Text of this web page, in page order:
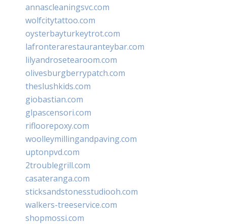
annascleaningsvc.com
wolfcitytattoo.com
oysterbayturkeytrot.com
lafronterarestauranteybar.com
lilyandrosetearoom.com
olivesburgberrypatch.com
theslushkids.com
giobastian.com
glpascensori.com
rifloorepoxy.com
woolleymillingandpaving.com
uptonpvd.com
2troublegrill.com
casateranga.com
sticksandstonesstudiooh.com
walkers-treeservice.com
shopmossi.com